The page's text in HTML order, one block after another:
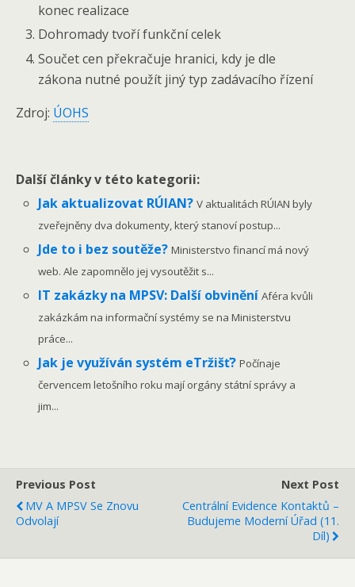
konec realizace
Dohromady tvoří funkční celek
Součet cen překračuje hranici, kdy je dle
zákona nutné použít jiný typ zadávacího řízení
Zdroj: ÚOHS
Další články v této kategorii:
Jak aktualizovat RÚIAN?V aktualitách RÚIAN byly
zveřejněny dva dokumenty, který stanoví postup...
Jde to i bez soutěže?Ministerstvo financí má nový
web. Ale zapomnělo jej vysoutěžit s...
IT zakázky na MPSV: Další obviněníAféra kvůli
zakázkám na informační systémy se na Ministerstvu
práce...
Jak je využíván systém eTržišť?Počínaje
červencem letošního roku mají orgány státní správy a
jim...
Previous Post
MV A MPSV Se Znovu
Odvolají
Next Post
Centrální Evidence Kontaktů –
Budujeme Moderní Úřad (11.
Díl)